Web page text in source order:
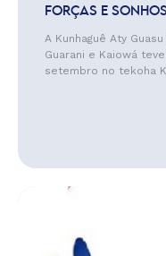
FORÇAS E
A Kunhaguê Aty
Guarani e Kaiowá
setembro no tekoha